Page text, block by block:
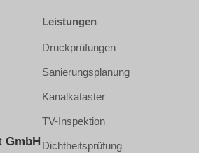
GmbH
Leistungen
Druckprüfungen
Sanierungsplanung
Kanalkataster
TV-Inspektion
Dichtheitsprüfung